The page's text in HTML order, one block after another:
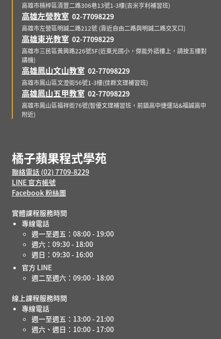
高雄市楠梓區清豐二路306巷13號1-3樓(吉米亨利補習班)
高雄左營教室 02-77098229
高雄市左營區明誠二路212號 (靠近自由二路與明誠二路交叉口)
高雄東光教室 02-77098229
高雄市三民區黃興路226號5F(近東光國小，傑能外語樓上，請按五樓對
講機)
高雄鳳山文山教室 02-77098229
高雄市鳳山區文澄街56號1-3樓(佳群文理補習班)
高雄鳳山五甲教室 02-77098229
高雄市鳳山區福祥街76號(智優文理補習班，前鎮高中捷運站&福誠高中
附近)
橘子蘋果程式學苑
聯絡電話 (02) 7709-8229
LINE 官方帳號
Facebook 粉絲團
實體課程服務時間
專線電話
週一至週五：08:00 - 19:00
週六：09:30 - 18:00
週日：09:30 - 16:00
官方 LINE
週二至週六：09:00 - 18:00
線上課程服務時間
專線電話
週一至週五：13:00 - 21:00
週六、週日：10:00 - 17:00